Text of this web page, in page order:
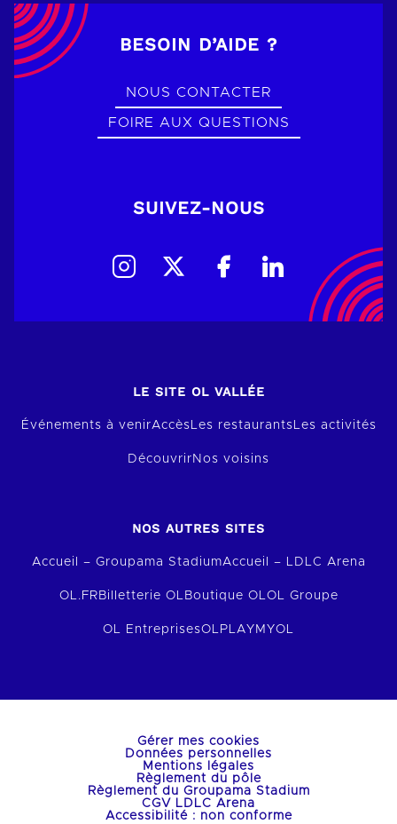
BESOIN D’AIDE ?
NOUS CONTACTER
FOIRE AUX QUESTIONS
SUIVEZ-NOUS
LE SITE OL VALLÉE
Événements à venirAccèsLes restaurantsLes activités
Découvrir Nos voisins
NOS AUTRES SITES
Accueil – Groupama StadiumAccueil – LDLC Arena
OL.FR Billetterie OL Boutique OLOL Groupe
OL EntreprisesOLPLAY MYOL
Gérer mes cookies
Données personnelles
Mentions légales
Règlement du pôle
Règlement du Groupama Stadium
CGV LDLC Arena
Accessibilité : non conforme